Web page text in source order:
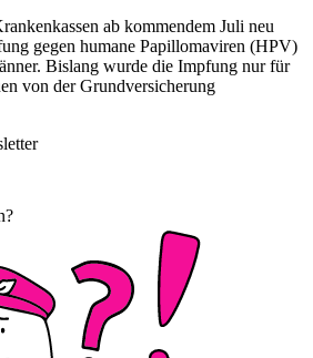
ab kommendem Juli neu
gegen humane Papillomaviren (HPV)
Bislang wurde die Impfung nur für
von der Grundversicherung